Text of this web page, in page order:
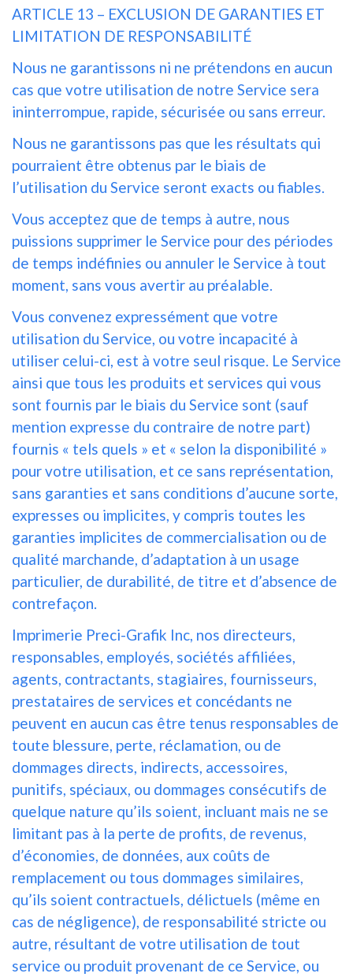
ARTICLE 13 – EXCLUSION DE GARANTIES ET
LIMITATION DE RESPONSABILITÉ
Nous ne garantissons ni ne prétendons en aucun
cas que votre utilisation de notre Service sera
ininterrompue, rapide, sécurisée ou sans erreur.
Nous ne garantissons pas que les résultats qui
pourraient être obtenus par le biais de
l’utilisation du Service seront exacts ou fiables.
Vous acceptez que de temps à autre, nous
puissions supprimer le Service pour des périodes
de temps indéfinies ou annuler le Service à tout
moment, sans vous avertir au préalable.
Vous convenez expressément que votre
utilisation du Service, ou votre incapacité à
utiliser celui-ci, est à votre seul risque. Le Service
ainsi que tous les produits et services qui vous
sont fournis par le biais du Service sont (sauf
mention expresse du contraire de notre part)
fournis « tels quels » et « selon la disponibilité »
pour votre utilisation, et ce sans représentation,
sans garanties et sans conditions d’aucune sorte,
expresses ou implicites, y compris toutes les
garanties implicites de commercialisation ou de
qualité marchande, d’adaptation à un usage
particulier, de durabilité, de titre et d’absence de
contrefaçon.
Imprimerie Preci-Grafik Inc, nos directeurs,
responsables, employés, sociétés affiliées,
agents, contractants, stagiaires, fournisseurs,
prestataires de services et concédants ne
peuvent en aucun cas être tenus responsables de
toute blessure, perte, réclamation, ou de
dommages directs, indirects, accessoires,
punitifs, spéciaux, ou dommages consécutifs de
quelque nature qu’ils soient, incluant mais ne se
limitant pas à la perte de profits, de revenus,
d’économies, de données, aux coûts de
remplacement ou tous dommages similaires,
qu’ils soient contractuels, délictuels (même en
cas de négligence), de responsabilité stricte ou
autre, résultant de votre utilisation de tout
service ou produit provenant de ce Service, ou